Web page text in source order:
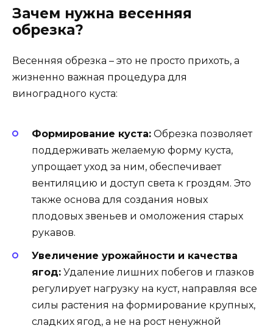
Зачем нужна весенняя
обрезка?
Весенняя обрезка – это не просто прихоть, а
жизненно важная процедура для
виноградного куста:
Формирование куста: Обрезка позволяет
поддерживать желаемую форму куста,
упрощает уход за ним, обеспечивает
вентиляцию и доступ света к гроздям. Это
также основа для создания новых
плодовых звеньев и омоложения старых
рукавов.
Увеличение урожайности и качества
ягод: Удаление лишних побегов и глазков
регулирует нагрузку на куст, направляя все
силы растения на формирование крупных,
сладких ягод, а не на рост ненужной